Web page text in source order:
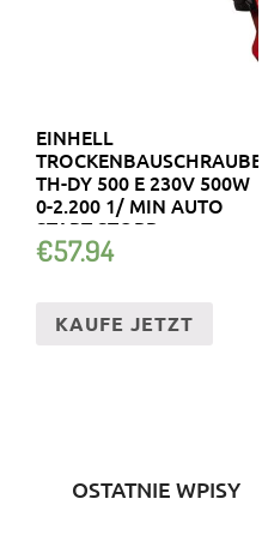
EINHELL
TROCKENBAUSCHRAUBER
TH-DY 500 E 230V 500W
0-2.200 1/ MIN AUTO
START STOPP
€57.94
KAUFE JETZT
OSTATNIE WPISY